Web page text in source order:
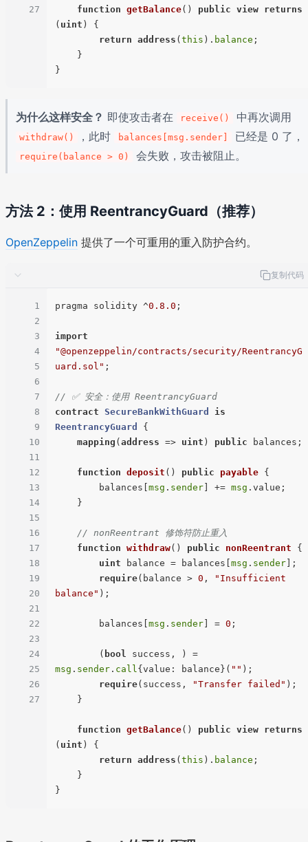
27
function getBalance( ) public view returns
( uint ) {
return address ( this ). balance ;
为什么这样安全？ 即使攻击者在 receive() 中再次调用
withdraw() ，此时 balances[msg.sender] 已经是 0 了，
require(balance > 0) 会失败，攻击被阻止。
方法 2：使用 ReentrancyGuard（推荐）
OpenZeppelin 提供了一个可重用的重入防护合约。
复制代码
1
2
3
4
5
6
7
8
9
10
11
12
13
14
15
16
17
18
19
20
21
22
23
24
25
26
27
pragma solidity ^0.8 .0 ;
import
"@openzeppelin/contracts/security/ReentrancyG
uard.sol" ;
// ✅ 安全：使用 ReentrancyGuard
contract SecureBankWithGuard
is
ReentrancyGuard
{
mapping ( address => uint ) public balances;
function deposit ( ) public payable {
        balances[
msg . sender ] += msg .value;
// nonReentrant 修饰符防止重入
function withdraw( ) public nonReentrant
{
uint balance = balances[ msg . sender ];
require(balance > 0 ,
"Insufficient
balance" );
        balances[
msg . sender ] = 0 ;
        (
bool
msg . sender . call {value: balance}( "" );
require(success, "Transfer failed" );
function getBalance( ) public view returns
( uint ) {
return address ( this ). balance ;